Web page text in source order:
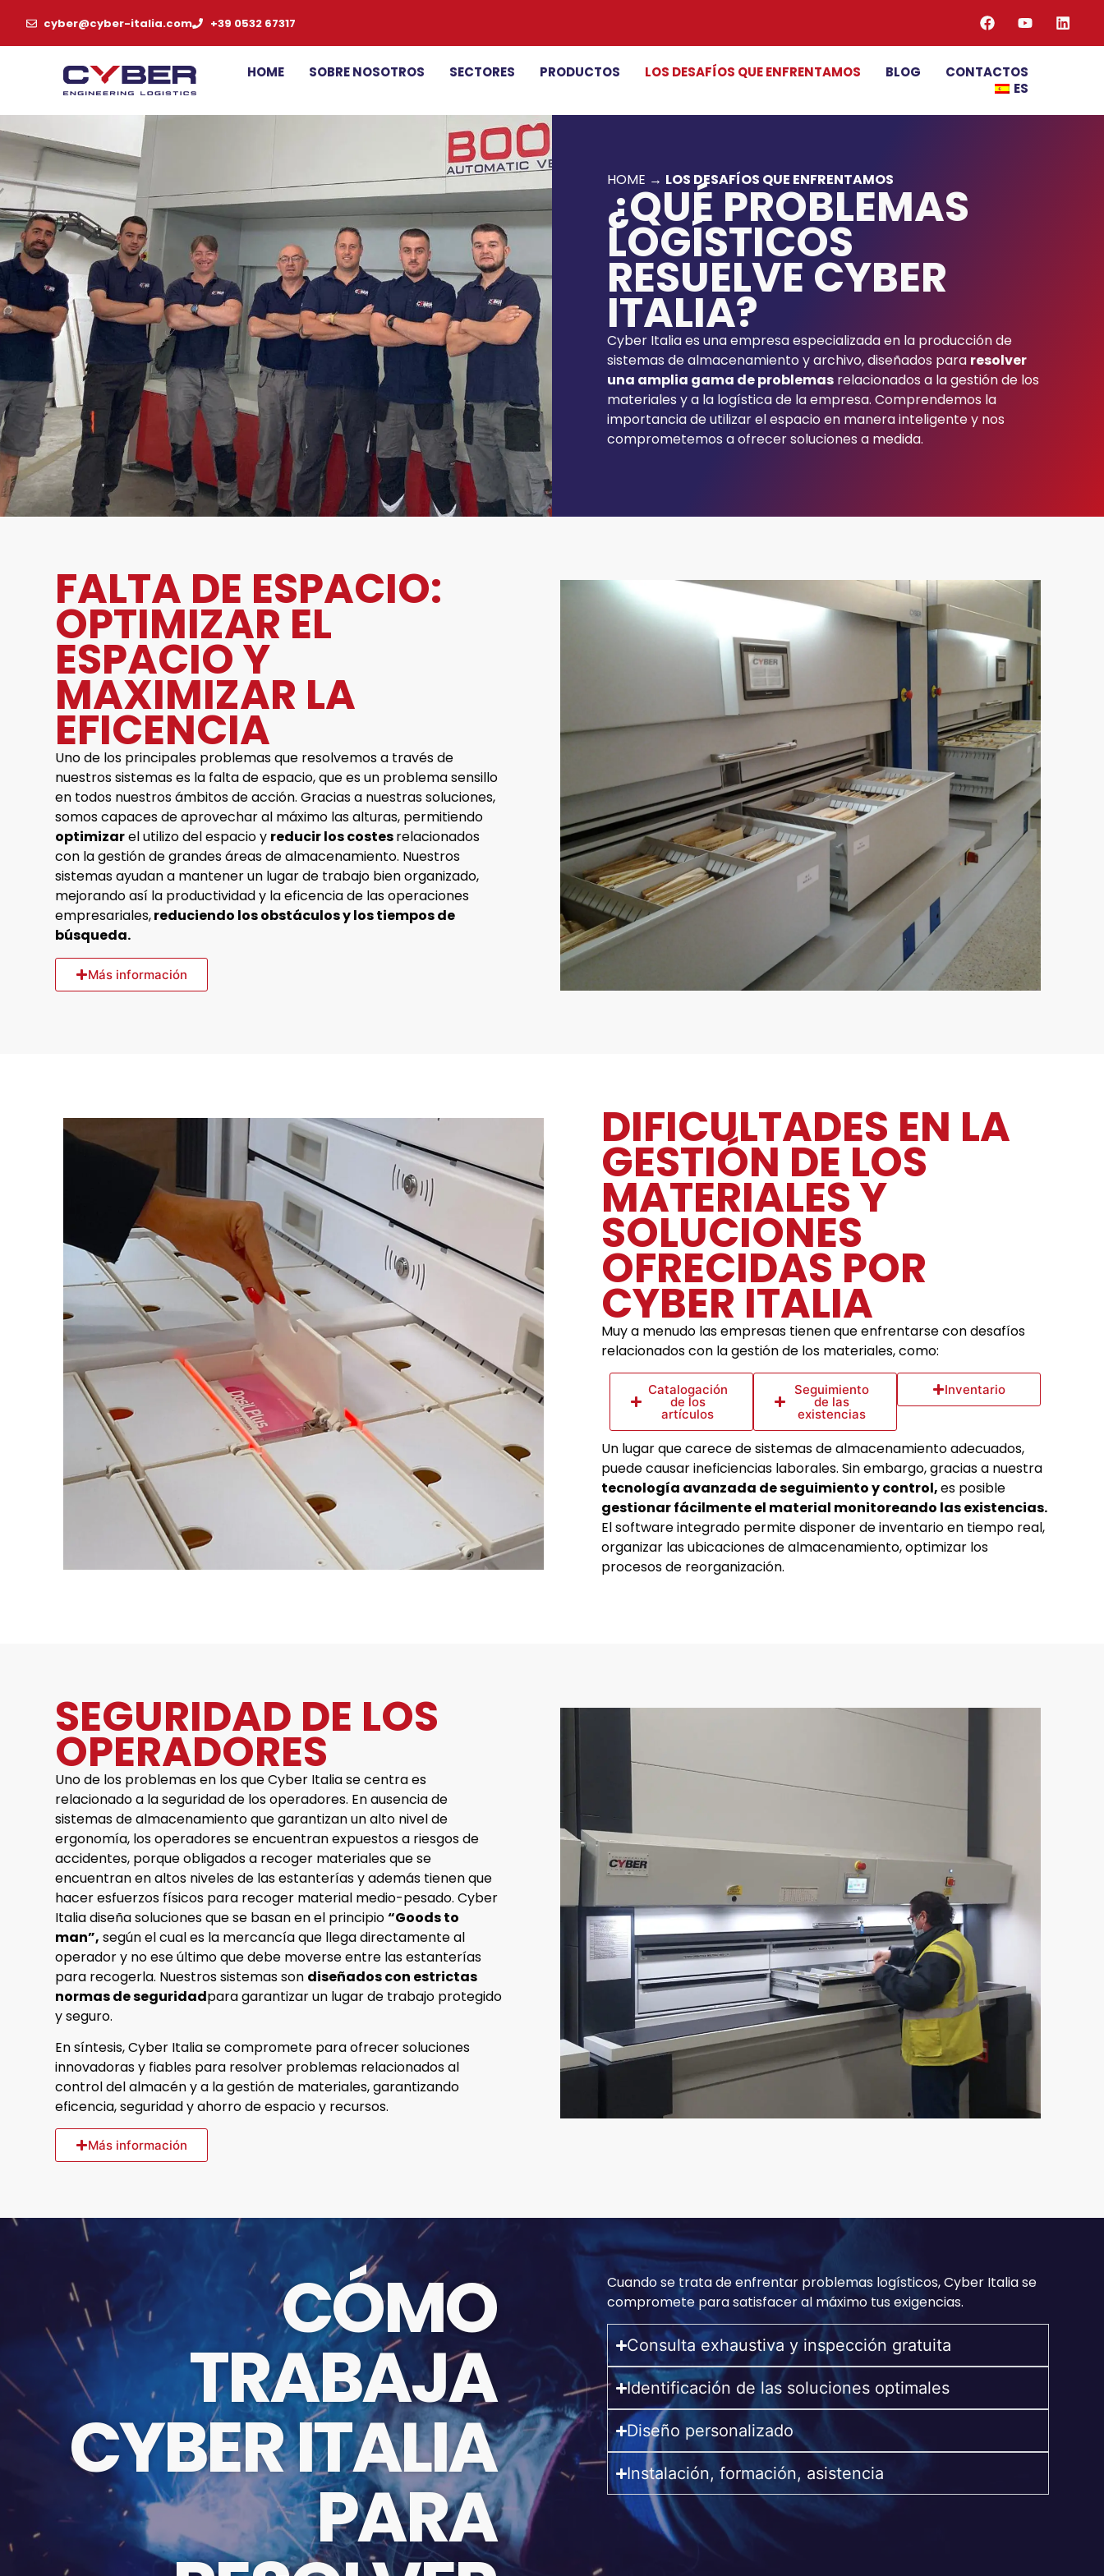
cyber@cyber-italia.com +39 0532 67317
HOME SOBRE NOSOTROS SECTORES PRODUCTOS LOS DESAFÍOS QUE ENFRENTAMOS BLOG
CONTACTOS
ES
HOME → LOS DESAFÍOS QUE ENFRENTAMOS
¿QUÉ PROBLEMAS
LOGÍSTICOS
RESUELVE CYBER
ITALIA?
Cyber Italia es una empresa especializada en la producción de
sistemas de almacenamiento y archivo, diseñados para resolver
una amplia gama de problemas relacionados a la gestión de los
materiales y a la logística de la empresa. Comprendemos la
importancia de utilizar el espacio en manera inteligente y nos
comprometemos a ofrecer soluciones a medida.
FALTA DE ESPACIO:
OPTIMIZAR EL
ESPACIO Y
MAXIMIZAR LA
EFICENCIA
Uno de los principales problemas que resolvemos a través de
nuestros sistemas es la falta de espacio, que es un problema sensillo
en todos nuestros ámbitos de acción. Gracias a nuestras soluciones,
somos capaces de aprovechar al máximo las alturas, permitiendo
optimizarel utilizo del espacio y reducir los costesrelacionados
con la gestión de grandes áreas de almacenamiento. Nuestros
sistemas ayudan a mantener un lugar de trabajo bien organizado,
mejorando así la productividad y la eficencia de las operaciones
empresariales,reduciendo los obstáculos y los tiempos de
búsqueda.
Más información
DIFICULTADES EN LA
GESTIÓN DE LOS
MATERIALES Y
SOLUCIONES
OFRECIDAS POR
CYBER ITALIA
Muy a menudo las empresas tienen que enfrentarse con desafíos
relacionados con la gestión de los materiales, como:
Catalogación
de los
artículos
Seguimiento
de las
existencias
Inventario
Un lugar que carece de sistemas de almacenamiento adecuados,
puede causar ineficiencias laborales. Sin embargo, gracias a nuestra
tecnología avanzada de seguimiento y control,es posible
gestionar fácilmente el material monitoreando las existencias.
El software integrado permite disponer de inventario en tiempo real,
organizar las ubicaciones de almacenamiento, optimizar los
procesos de reorganización.
SEGURIDAD DE LOS
OPERADORES
Uno de los problemas en los que Cyber Italia se centra es
relacionado a la seguridad de los operadores. En ausencia de
sistemas de almacenamiento que garantizan un alto nivel de
ergonomía, los operadores se encuentran expuestos a riesgos de
accidentes, porque obligados a recoger materiales que se
encuentran en altos niveles de las estanterías y además tienen que
hacer esfuerzos físicos para recoger material medio-pesado. Cyber
Italia diseña soluciones que se basan en el principio“Goods to
man”, según el cual es la mercancía que llega directamente al
operador y no ese último que debe moverse entre las estanterías
para recogerla. Nuestros sistemas son diseñados con estrictas
normas de seguridadpara garantizar un lugar de trabajo protegido
y seguro.
En síntesis, Cyber Italia se compromete para ofrecer soluciones
innovadoras y fiables para resolver problemas relacionados al
control del almacén y a la gestión de materiales, garantizando
eficencia, seguridad y ahorro de espacio y recursos.
Más información
CÓMO
TRABAJA
CYBER ITALIA
PARA
Cuando se trata de enfrentar problemas logísticos, Cyber Italia se
compromete para satisfacer al máximo tus exigencias.
Consulta exhaustiva y inspección gratuita
Identificación de las soluciones optimales
Diseño personalizado
Instalación, formación, asistencia